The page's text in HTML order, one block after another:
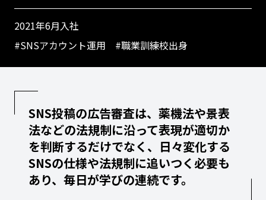
2021年6月入社
#SNSアカウント運用
#職業訓練校出身
SNS投稿の広告審査は、薬機法や景表
法などの法規制に沿って表現が適切か
を判断するだけでなく、日々変化する
SNSの仕様や法規制に追いつく必要も
あり、毎日が学びの連続です。